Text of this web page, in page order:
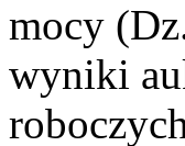
mocy
wyniki